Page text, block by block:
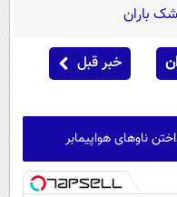
خبر قبل
ناوهای هواپیمابر